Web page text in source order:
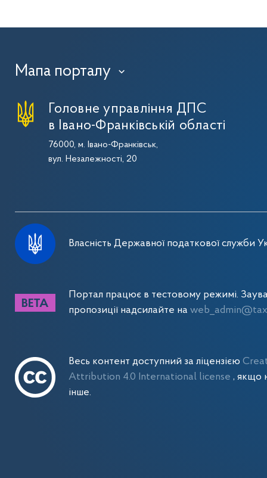
Мапа порталу ›
Головне управління ДПС
в Івано-Франківській області
76000, м. Івано-Франківськ,
вул. Незалежності, 20
Власність Державної податкової служби
Портал працює в тестовому режимі.
пропозиції надсилайте на
Весь контент доступний за ліцензією
Attribution 4.0 International license , якщо
інше.